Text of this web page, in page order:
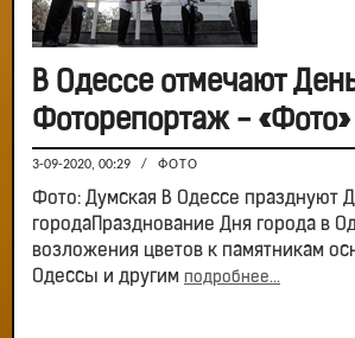
В Одессе отмечают
Фоторепортаж - «Фото»
3-09-2020, 00:29 / ФОТО
Фото: Думская В Одессе празднуют
городаПразднование Дня города в
возложения цветов к памятникам
Одессы и другим подробнее...